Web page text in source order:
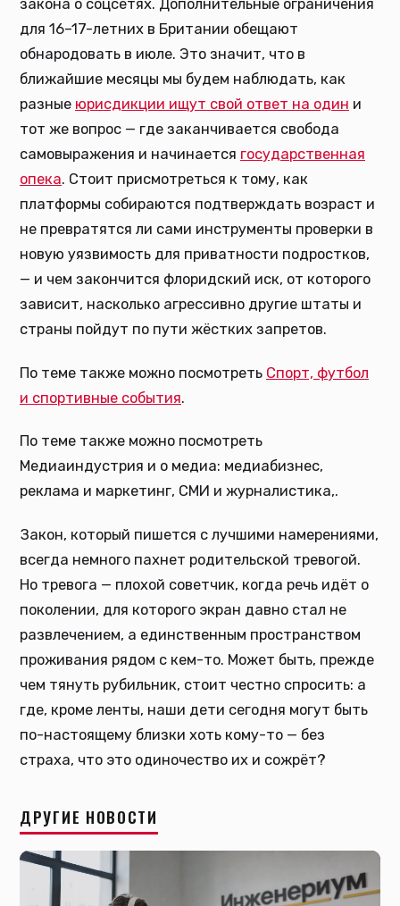
закона о соцсетях. Дополнительные ограничения
для 16–17-летних в Британии обещают
обнародовать в июле. Это значит, что в
ближайшие месяцы мы будем наблюдать, как
разные юрисдикции ищут свой ответ на один и
тот же вопрос — где заканчивается свобода
самовыражения и начинается государственная
опека. Стоит присмотреться к тому, как
платформы собираются подтверждать возраст и
не превратятся ли сами инструменты проверки в
новую уязвимость для приватности подростков,
— и чем закончится флоридский иск, от которого
зависит, насколько агрессивно другие штаты и
страны пойдут по пути жёстких запретов.
По теме также можно посмотреть Спорт, футбол
и спортивные события.
По теме также можно посмотреть
Медиаиндустрия и о медиа: медиабизнес,
реклама и маркетинг, СМИ и журналистика,.
Закон, который пишется с лучшими намерениями,
всегда немного пахнет родительской тревогой.
Но тревога — плохой советчик, когда речь идёт о
поколении, для которого экран давно стал не
развлечением, а единственным пространством
проживания рядом с кем-то. Может быть, прежде
чем тянуть рубильник, стоит честно спросить: а
где, кроме ленты, наши дети сегодня могут быть
по-настоящему близки хоть кому-то — без
страха, что это одиночество их и сожрёт?
ДРУГИЕ НОВОСТИ